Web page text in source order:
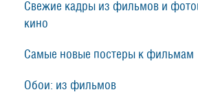
Свежие кадры из фильмов и
кино
Самые новые постеры к фильмам
Обои: из фильмов